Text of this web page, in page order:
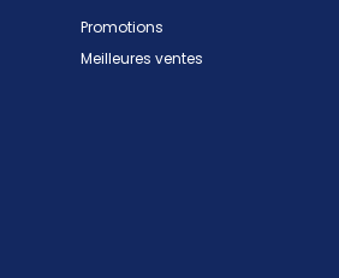
Promotions
Meilleures ventes